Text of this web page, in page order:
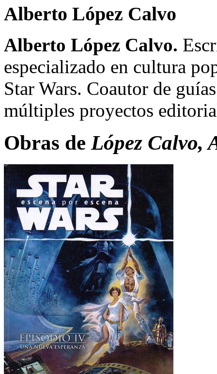
Alberto López Calvo
Alberto López Calvo.
especializado en cultura
Star Wars. Coautor de
múltiples proyectos
Obras de López Calvo,